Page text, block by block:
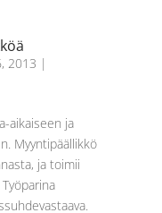
2013 |
aikaiseen ja
Myyntipäällikkö
ja toimii